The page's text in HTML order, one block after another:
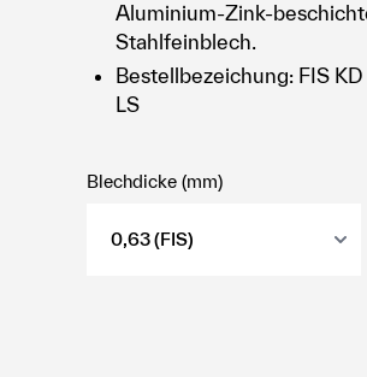
Aluminium-Zink-
Stahlfeinblech.
Bestellbezeichung: FIS
LS
Blechdicke (mm)